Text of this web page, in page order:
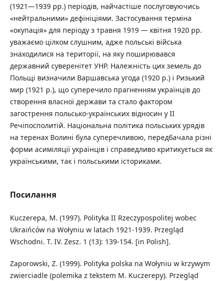
(1921—1939 рр.) періодів, найчастіше послуговуючись
«нейтральними» дефініціями. Застосування терміна
«окупація» для періоду з травня 1919 — квітня 1920 рр.
уважаємо цілком слушним, адже польські війська
знаходилися на території, на яку поширювався
державний суверенітет УНР. Належність цих земель до
Польщі визначили Варшавська угода (1920 р.) і Ризький
мир (1921 р.), що суперечило прагненням українців до
створення власної держави та стало фактором
загострення польсько-українських відносин у ІІ
Речіпосполитій. Національна політика польських урядів
на теренах Волині була суперечливою, передбачала різні
форми асиміляції українців і справедливо критикується як
українськими, так і польськими істориками.
Посилання
Kuczerepa, M. (1997). Polityka II Rzeczypospolitej wobec
Ukraińcόw na Wołyniu w latach 1921-1939. Przegląd
Wschodni. T. IV. Zesz. 1 (13): 139-154. [in Polish].
Zaporowski, Z. (1999). Polityka polska na Wołyniu w krzywym
zwierciadle (polemika z tekstem M. Kuczerepy). Przegląd